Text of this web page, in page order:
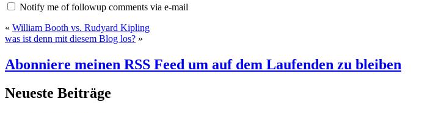
Notify me of followup comments via e-mail
« William Booth vs. Rudyard Kipling
was ist denn mit diesem Blog los? »
Abonniere meinen RSS Feed um auf dem Laufenden zu bleiben
Neueste Beiträge